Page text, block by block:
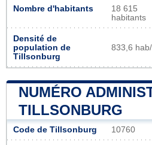
Nombre d'habitants
18 615
habitants
Densité de
population de
Tillsonburg
833,6
NUMÉRO
TILLSONBURG
Code de Tillsonburg 10760